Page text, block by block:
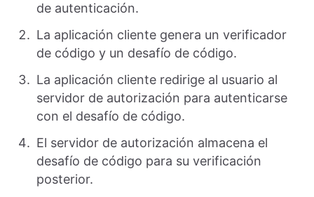
de autenticación.
La aplicación cliente genera un verificador
de código y un desafío de código.
La aplicación cliente redirige al usuario al
servidor de autorización para autenticarse
con el desafío de código.
El servidor de autorización almacena el
desafío de código para su verificación
posterior.